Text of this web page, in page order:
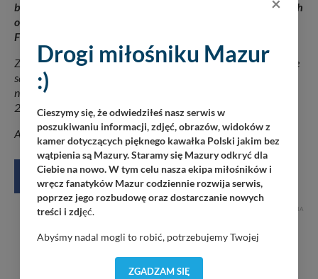
bukmacherów jest zabronione, możesz grać wyłącznie u tych
operatorów, którzy posiadają zezwolenie Ministerstwa
Finansów.
Zakłady wzajemne urządzane przez sieć Internet przyjmowane
są na stronie internetowej Spółki pod adresem www.superbet.pl
na podstawie zezwolenia Ministerstwa Finansów z dnia
24.10.2019 r., o nr PS4.6831.5.2019.
Artykuł Sponsorowany
REKLAMA
Drogi miłośniku Mazur
:)
Cieszymy się, że odwiedziłeś nasz serwis w
poszukiwaniu informacji, zdjęć, obrazów, widoków z
kamer dotyczących pięknego kawałka Polski jakim bez
wątpienia są Mazury. Staramy się Mazury odkryć dla
Ciebie na nowo. W tym celu nasza ekipa miłośników i
wręcz fanatyków Mazur codziennie rozwija serwis,
poprzez jego rozbudowę oraz dostarczanie nowych
treści i zdjęć.
Abyśmy nadal mogli to robić, potrzebujemy Twojej
dostosować do Twoich preferencji. Twoje dane (w tym
ZGADZAM SIĘ